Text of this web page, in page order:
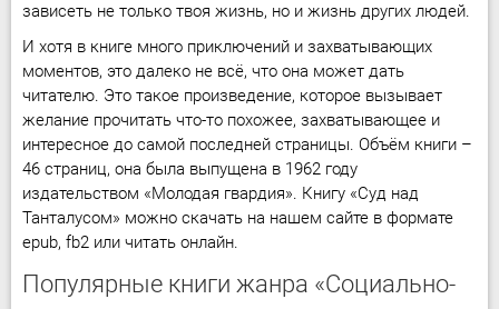
зависеть не только твоя жизнь, но и жизнь других людей.
И хотя в книге много приключений и захватывающих
моментов, это далеко не всё, что она может дать
читателю. Это такое произведение, которое вызывает
желание прочитать что-то похожее, захватывающее и
интересное до самой последней страницы. Объём книги –
46 страниц, она была выпущена в 1962 году
издательством «Молодая гвардия». Книгу «Суд над
Танталусом» можно скачать на нашем сайте в формате
epub, fb2 или читать онлайн.
Популярные книги жанра «Социально-